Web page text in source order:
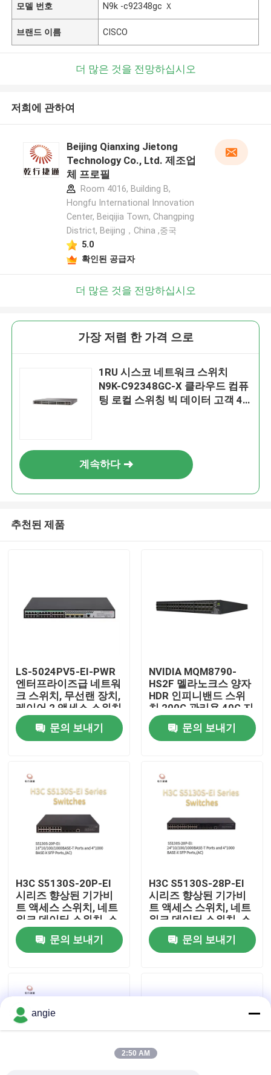
우리 에 관한 것
품질 관리
저희와 연락
뉴스
사건
VR Show
모델 번호 N9k -c92348gc Ｘ
브랜드 이름 CISCO
더 많은 것을 전망하십시오
저희에 관하여
Beijing Qianxing Jietong
Technology Co., Ltd. 제조업
체 프로필
Room 4016, Building B,
Hongfu International Innovation
Center, Beiqijia Town, Changping
District, Beijing，China ,중국
5.0
확인된 공급자
더 많은 것을 전망하십시오
가장 저렴 한 가격 으로
1RU 시스코 네트워크 스위치
N9K-C92348GC-X 클라우드 컴퓨
팅 로컬 스위칭 빅 데이터 고객 4
계속하다
추천된 제품
LS-5024PV5-EI-PWR
엔터프라이즈급 네트워
크 스위치, 무선랜 장치,
레이어 2 액세스 스위치
문의 보내기
NVIDIA MQM8790-
HS2F 멜라노크스 양자
HDR 인피니밴드 스위
치 200G 관리용 40G 지
능형
문의 보내기
H3C S5130S-20P-EI
시리즈 향상된 기가비
트 액세스 스위치, 네트
워크 데이터 스위치, 스
마트 네트워크 스위치
문의 보내기
H3C S5130S-28P-EI
시리즈 향상된 기가비
트 액세스 스위치, 네트
워크 데이터 스위치, 스
마트 네트워크 스위치
문의 보내기
angie
2:50 AM